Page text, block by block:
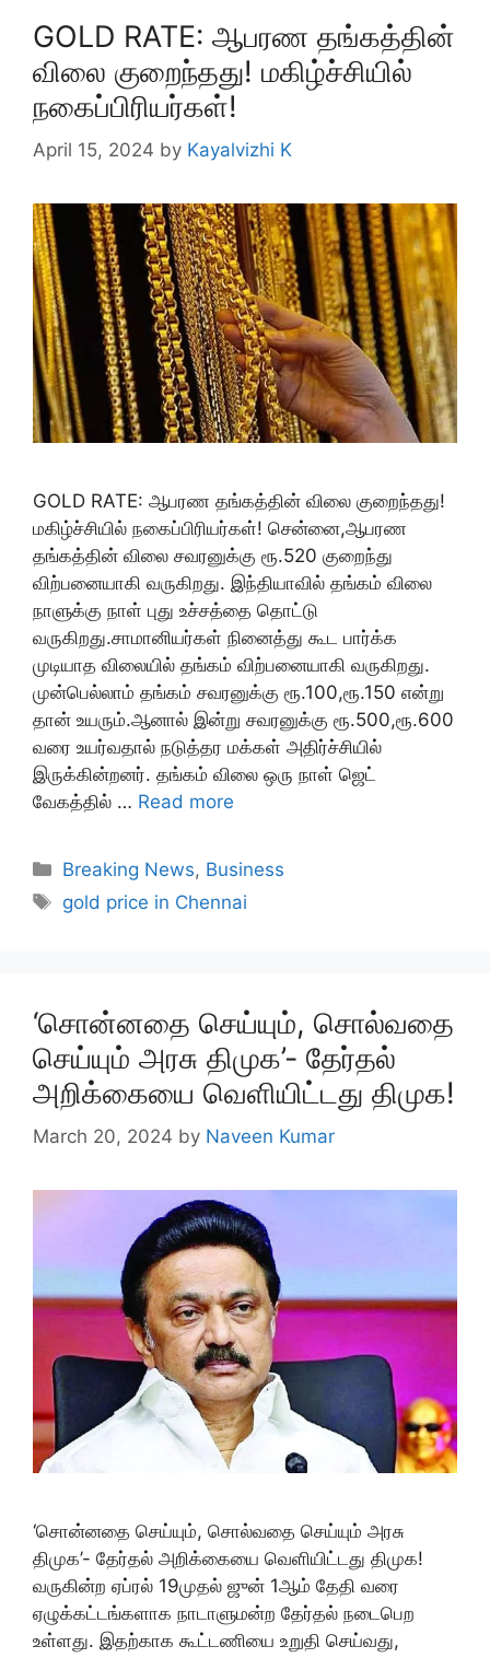
GOLD RATE: ஆபரண தங்கத்தின்
விலை குறைந்தது! மகிழ்ச்சியில்
நகைப்பிரியர்கள்!
April 15, 2024 by Kayalvizhi K
GOLD RATE: ஆபரண தங்கத்தின் விலை குறைந்தது!
மகிழ்ச்சியில் நகைப்பிரியர்கள்! சென்னை,ஆபரண
தங்கத்தின் விலை சவரனுக்கு ரூ.520 குறைந்து
விற்பனையாகி வருகிறது. இந்தியாவில் தங்கம் விலை
நாளுக்கு நாள் புது உச்சத்தை தொட்டு
வருகிறது.சாமானியர்கள் நினைத்து கூட பார்க்க
முடியாத விலையில் தங்கம் விற்பனையாகி வருகிறது.
முன்பெல்லாம் தங்கம் சவரனுக்கு ரூ.100,ரூ.150 என்று
தான் உயரும்.ஆனால் இன்று சவரனுக்கு ரூ.500,ரூ.600
வரை உயர்வதால் நடுத்தர மக்கள் அதிர்ச்சியில்
இருக்கின்றனர். தங்கம் விலை ஒரு நாள் ஜெட்
வேகத்தில் … Read more
Categories
Breaking News, Business
Tags
gold price in Chennai
‘சொன்னதை செய்யும், சொல்வதை
செய்யும் அரசு திமுக’- தேர்தல்
அறிக்கையை வெளியிட்டது திமுக!
March 20, 2024 by Naveen Kumar
‘சொன்னதை செய்யும், சொல்வதை செய்யும் அரசு
திமுக’- தேர்தல் அறிக்கையை வெளியிட்டது திமுக!
வருகின்ற ஏப்ரல் 19முதல் ஜுன் 1ஆம் தேதி வரை
ஏழுக்கட்டங்களாக நாடாளுமன்ற தேர்தல் நடைபெற
உள்ளது. இதற்காக கூட்டணியை உறுதி செய்வது,